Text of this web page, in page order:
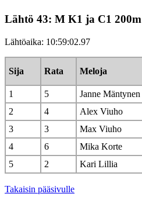
Lähtö 43: M K1 ja C1 200m
Lähtöaika: 10:59:02.97
Sija Rata Meloja
1 5
Janne Mäntynen
2
4
Alex Viuho
3
3
Max Viuho
4
6
Mika Korte
5
2 Kari Lillia
Takaisin pääsivulle